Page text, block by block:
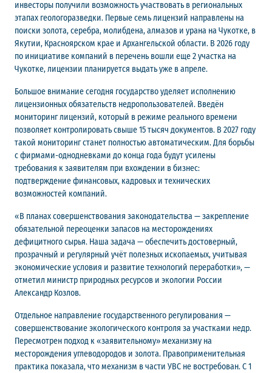
инвесторы получили возможность участвовать в региональных
этапах геологоразведки. Первые семь лицензий направлены на
поиски золота, серебра, молибдена, алмазов и урана на Чукотке, в
Якутии, Красноярском крае и Архангельской области. В 2026 году
по инициативе компаний в перечень вошли еще 2 участка на
Чукотке, лицензии планируется выдать уже в апреле.
Большое внимание сегодня государство уделяет исполнению
лицензионных обязательств недропользователей. Введён
мониторинг лицензий, который в режиме реального времени
позволяет контролировать свыше 15 тысяч документов. В 2027 году
такой мониторинг станет полностью автоматическим. Для борьбы
с фирмами-однодневками до конца года будут усилены
требования к заявителям при вхождении в бизнес:
подтверждение финансовых, кадровых и технических
возможностей компаний.
«В планах совершенствования законодательства — закрепление
обязательной переоценки запасов на месторождениях
дефицитного сырья. Наша задача — обеспечить достоверный,
прозрачный и регулярный учёт полезных ископаемых, учитывая
экономические условия и развитие технологий переработки», —
отметил министр природных ресурсов и экологии России
Александр Козлов.
Отдельное направление государственного регулирования —
совершенствование экологического контроля за участками недр.
Пересмотрен подход к «заявительному» механизму на
месторождения углеводородов и золота. Правоприменительная
практика показала, что механизм в части УВС не востребован. С 1